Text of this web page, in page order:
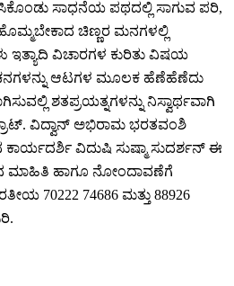
ಸಾಧನೆಯ ಪಥದಲ್ಲಿ ಸಾಗುವ ಪರಿ,
ಚಿಣ್ಣರ ಮನಗಳಲ್ಲಿ
ಇತ್ಯಾದಿ ವಿಚಾರಗಳ ಕುರಿತು ವಿಷಯ
ಆಟಗಳ ಮೂಲಕ ಹೆಣೆಹೆಣೆದು
ಶತಪ್ರಯತ್ನಗಳನ್ನು ನಿಸ್ವಾರ್ಥವಾಗಿ
ವಿದ್ವಾನ್‌ ಅಭಿರಾಮ ಭರತವಂಶಿ
ಕಾರ್ಯದರ್ಶಿ ವಿದುಷಿ ಸುಷ್ಮಾ ಸುದರ್ಶನ್‌ ಈ
ಮಾಹಿತಿ ಹಾಗೂ ನೋಂದಾವಣೆಗೆ
70222 74686 ಮತ್ತು 88926